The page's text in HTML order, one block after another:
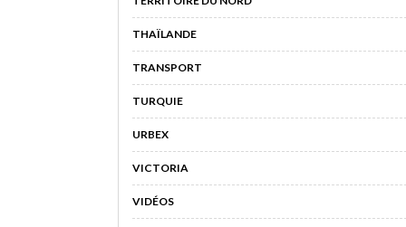
THAÏLANDE
TRANSPORT
TURQUIE
URBEX
VICTORIA
VIDÉOS